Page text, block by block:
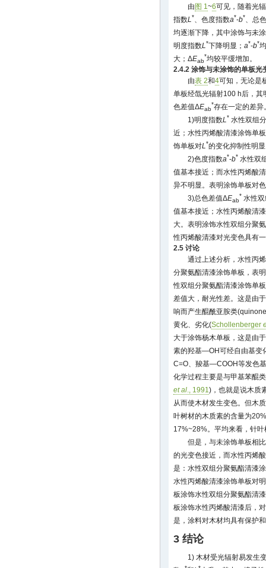
由 图 1~6可见，随着光
指数L*、色度指数a*-b*、总
均逐渐下降，其中涂饰与未
明度指数L*下降明显； a*-b*
大；ΔEab
*均较平缓增加。
2.4.2 涂饰与未涂饰的单板光
由表 2和4可知，无论是
单板经氙光辐射100 h后，其
色差值ΔEab
*存在一定的差异
1)明度指数L* 水性双组
近；水性丙烯酸清漆涂饰单
饰单板对L*的变化抑制性明
2)色度指数a*-b* 水性双
值基本接近；而水性丙烯酸
异不明显。表明涂饰单板对
3)总色差值ΔEab
* 水性
值基本接近；水性丙烯酸清
大。表明涂饰水性双组分聚
性丙烯酸清漆对光变色具有
2.5 讨论
通过上述分析，水性丙
分聚氨酯清漆涂饰单板，表
性双组分聚氨酯清漆涂饰单
差值大，耐光性差。这是由
响而产生醌酰亚胺类
黄化、劣化(Schollenberger
大于涂饰杨木单板，这是由
素的羟基—OH可经自由基变
C=O、羧基—COOH等发色
化学过程主要是与甲基苯醌
et al., 1991)，也就是说木质
从而使木材发生变色。但木
叶树材的木质素的含量为
17%~28%。平均来看，针
但是，与未涂饰单板相
的光变色接近，而水性丙烯
是：水性双组分聚氨酯清漆
水性丙烯酸清漆涂饰单板对
板涂饰水性双组分聚氨酯清
板涂饰水性丙烯酸清漆后，
是，涂料对木材均具有保护
3 结论
1) 木材受光辐射易发生